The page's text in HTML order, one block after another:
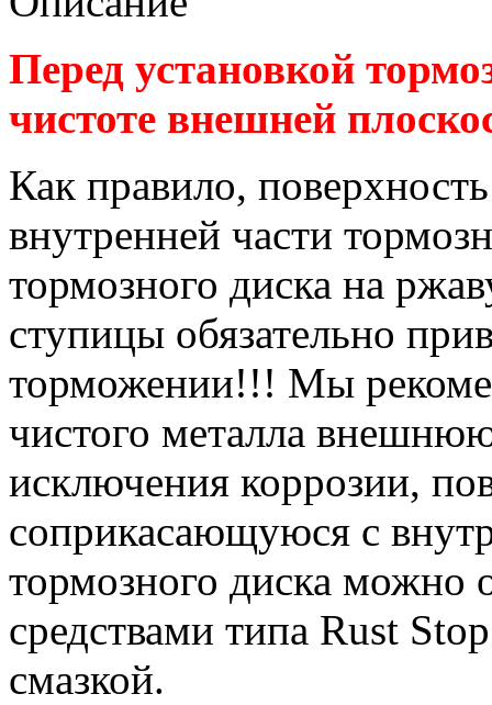
Перед установкой
чистоте внешней
Как правило,
внутренней части
тормозного диска на
ступицы обязательно
торможении!!! Мы
чистого металла
исключения коррозии,
соприкасающуюся с
тормозного диска можно
средствами типа Rust
смазкой.